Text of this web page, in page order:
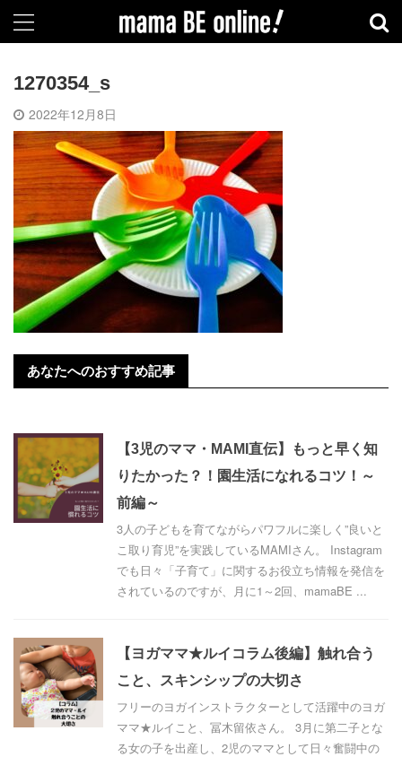
1270354_s
2022年12月8日
あなたへのおすすめ記事
【3児のママ・MAMI直伝】もっと早く知
りたかった？！園生活になれるコツ！～
前編～
3人の子どもを育てながらパワフルに楽しく”良いと
こ取り育児”を実践しているMAMIさん。 Instagram
でも日々「子育て」に関するお役立ち情報を発信を
されているのですが、月に1～2回、mamaBE ...
【ヨガママ★ルイコラム後編】触れ合う
こと、スキンシップの大切さ
フリーのヨガインストラクターとして活躍中のヨガ
ママ★ルイこと、冨木留依さん。 3月に第二子とな
る女の子を出産し、2児のママとして日々奮闘中の